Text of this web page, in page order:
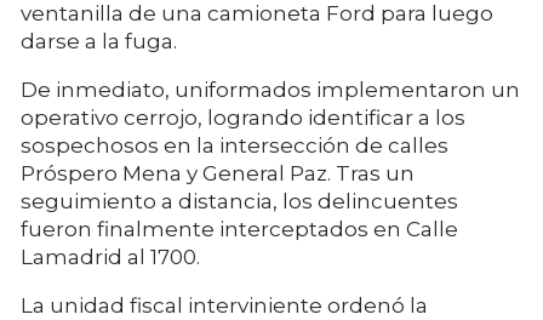
ventanilla de una camioneta Ford para luego
darse a la fuga.
De inmediato, uniformados implementaron un
operativo cerrojo, logrando identificar a los
sospechosos en la intersección de calles
Próspero Mena y General Paz. Tras un
seguimiento a distancia, los delincuentes
fueron finalmente interceptados en Calle
Lamadrid al 1700.
La unidad fiscal interviniente ordenó la